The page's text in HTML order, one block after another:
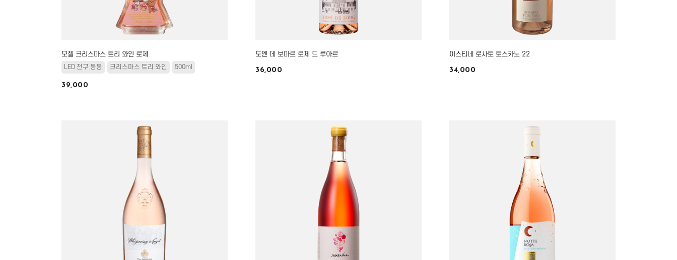
모젤 크리스마스 트리 와인 로제
LED 전구 동봉 크리스마스 트리 와인 500ml
39,000
도멘 데 보마르 로제 드 루아르
36,000
이스티네 로사토 토스카노 22
34,000